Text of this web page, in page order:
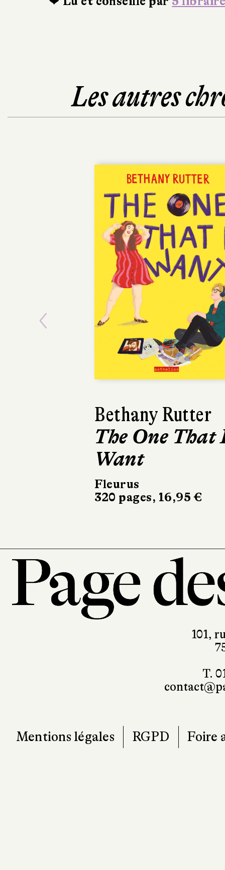
Les autres
Bethany Rutter
The One That
Want
Fleurus
320 pages, 16,95 €
Previous
101,
T.
Mentions légales RGPD Foire